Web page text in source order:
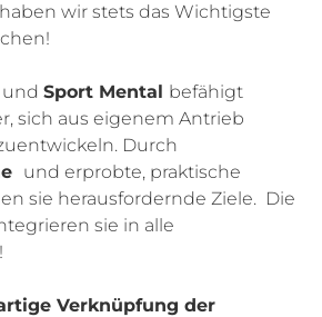
haben wir stets das Wichtigste
und Sport Mental befähigt
sich aus eigenem Antrieb
Durch
und erprobte, praktische
sie herausfordernde Ziele. Die
sie in alle
Verknüpfung der